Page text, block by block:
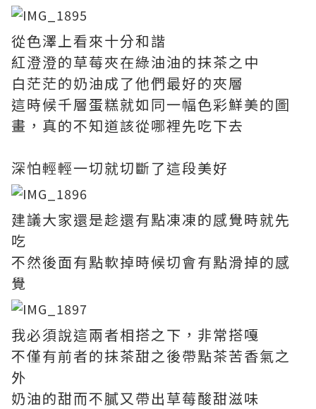
從色澤上看來十分和諧
紅澄澄的草莓夾在綠油油的抹茶之中
白茫茫的奶油成了他們最好的夾層
這時候千層蛋糕就如同一幅色彩鮮美的圖
畫，真的不知道該從哪裡先吃下去
深怕輕輕一切就切斷了這段美好
建議大家還是趁還有點凍凍的感覺時就先
吃
不然後面有點軟掉時候切會有點滑掉的感
覺
我必須說這兩者相搭之下，非常搭嘎
不僅有前者的抹茶甜之後帶點茶苦香氣之
外
奶油的甜而不膩又帶出草莓酸甜滋味